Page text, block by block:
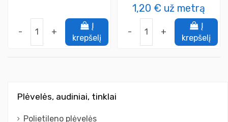
- +
Į
krepšelį
1,20 € už metrą
- +
Į
krepšelį
Plėvelės, audiniai, tinklai
Polietileno plėvelės